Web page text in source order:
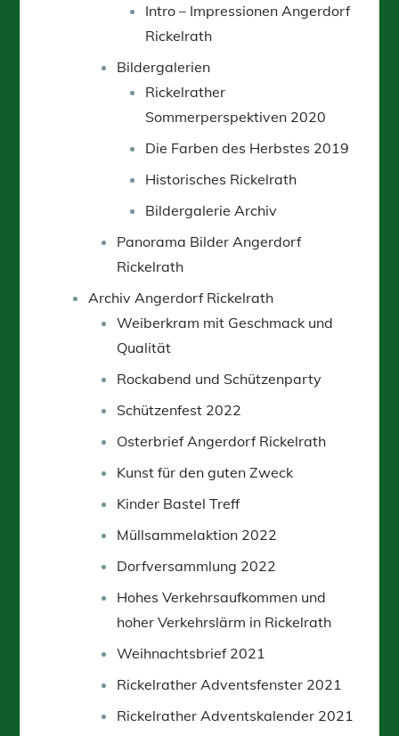
Intro – Impressionen Angerdorf
Rickelrath
Bildergalerien
Rickelrather
Sommerperspektiven 2020
Die Farben des Herbstes 2019
Historisches Rickelrath
Bildergalerie Archiv
Panorama Bilder Angerdorf
Rickelrath
Archiv Angerdorf Rickelrath
Weiberkram mit Geschmack und
Qualität
Rockabend und Schützenparty
Schützenfest 2022
Osterbrief Angerdorf Rickelrath
Kunst für den guten Zweck
Kinder Bastel Treff
Müllsammelaktion 2022
Dorfversammlung 2022
Hohes Verkehrsaufkommen und
hoher Verkehrslärm in Rickelrath
Weihnachtsbrief 2021
Rickelrather Adventsfenster 2021
Rickelrather Adventskalender 2021